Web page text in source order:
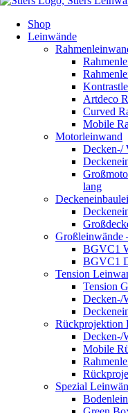
Shop
Leinwände
Artdeco
Curved
Mobile
Motorleinwand
Decken-/
lang
Großleinwände
BGVC1
BGVC1
Tension
Tension
Decken-/
Rückprojektion
Decken-/
Mobile
Spezial